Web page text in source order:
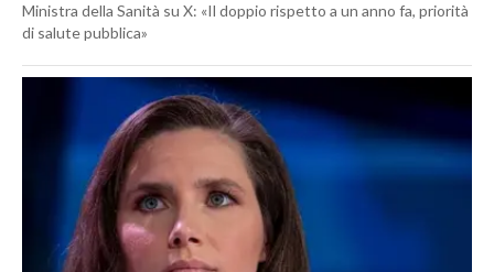
Ministra della Sanità su X: «Il doppio rispetto a un anno fa, priorità
di salute pubblica»